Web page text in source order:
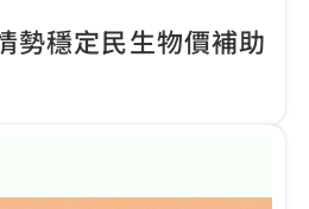
勢穩定民生物價補助